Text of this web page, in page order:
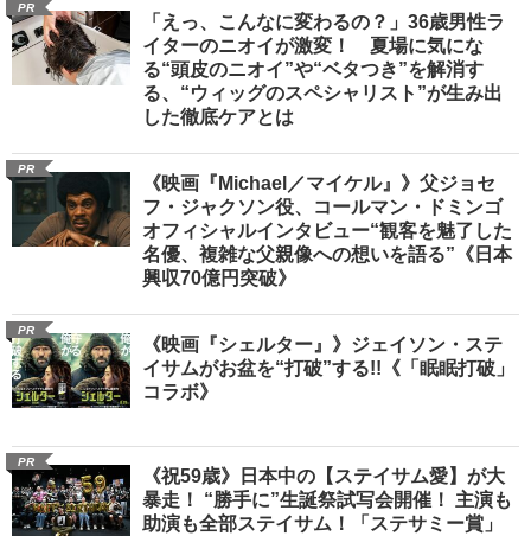
PR
「えっ、こんなに変わるの？」36歳男性ラ
イターのニオイが激変！ 夏場に気にな
る“頭皮のニオイ”や“ベタつき”を解消す
る、“ウィッグのスペシャリスト”が生み出
した徹底ケアとは
PR
《映画『Michael／マイケル』》父ジョセ
フ・ジャクソン役、コールマン・ドミンゴ
オフィシャルインタビュー“観客を魅了した
名優、複雑な父親像への想いを語る”《日本
興収70億円突破》
PR
《映画『シェルター』》ジェイソン・ステ
イサムがお盆を“打破”する!!《「眠眠打破」
コラボ》
PR
《祝59歳》日本中の【ステイサム愛】が大
暴走！ “勝手に”生誕祭試写会開催！ 主演も
助演も全部ステイサム！「ステサミー賞」